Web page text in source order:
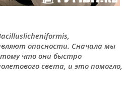
опасности. Сначала мы
что они быстро
света, и это помогло,